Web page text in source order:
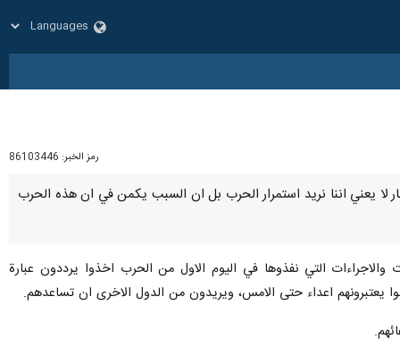
رمز الخبر: 86103446
النار لا يعني اننا نريد استمرار الحرب بل ان السبب يكمن في ان هذه الحرب
التي نفذوها في اليوم الاول من الحرب اخذوا يرددون عبارة